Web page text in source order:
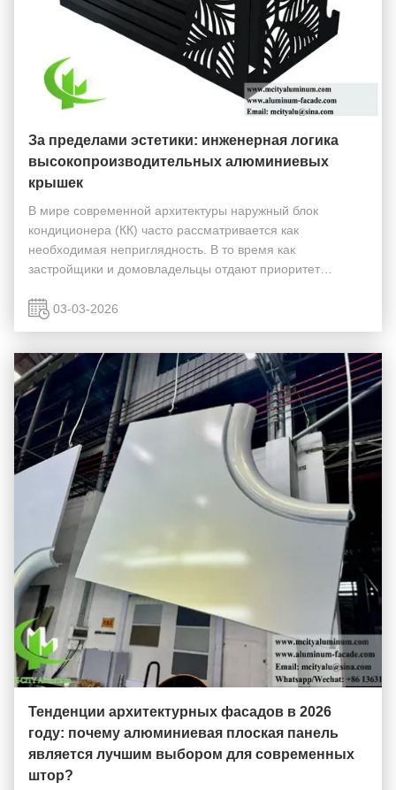
За пределами эстетики: инженерная логика
высокопроизводительных алюминиевых
крышек
В мире современной архитектуры наружный блок
кондиционера (КК) часто рассматривается как
необходимая неприглядность. В то время как
застройщики и домовладельцы отдают приоритет
может привести к тепловому рециркуляции, перегрузке
03-03-2026
Тенденции архитектурных фасадов в 2026
году: почему алюминиевая плоская панель
является лучшим выбором для современных
штор?